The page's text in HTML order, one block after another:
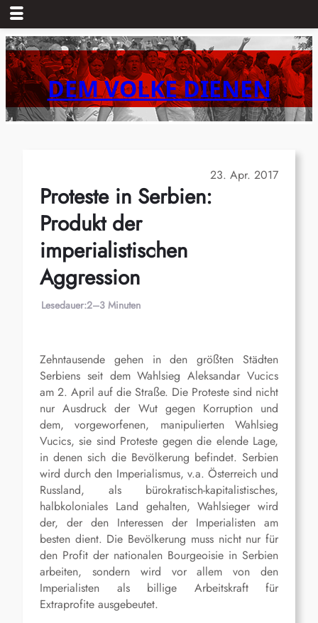
Zum
Inhalt
springenDEM VOLKE DIENEN
23. Apr. 2017
Proteste in Serbien:
Produkt der
imperialistischen
Aggression
Lesedauer:2–3 Minuten
Zehntausende gehen in den größten Städten
Serbiens seit dem Wahlsieg Aleksandar Vucics
am 2. April auf die Straße. Die Proteste sind nicht
nur Ausdruck der Wut gegen Korruption und
dem, vorgeworfenen, manipulierten Wahlsieg
Vucics, sie sind Proteste gegen die elende Lage,
in denen sich die Bevölkerung befindet. Serbien
wird durch den Imperialismus, v.a. Österreich und
Russland, als bürokratisch-kapitalistisches,
halbkoloniales Land gehalten, Wahlsieger wird
der, der den Interessen der Imperialisten am
besten dient. Die Bevölkerung muss nicht nur für
den Profit der nationalen Bourgeoisie in Serbien
arbeiten, sondern wird vor allem von den
Imperialisten als billige Arbeitskraft für
Extraprofite ausgebeutet.